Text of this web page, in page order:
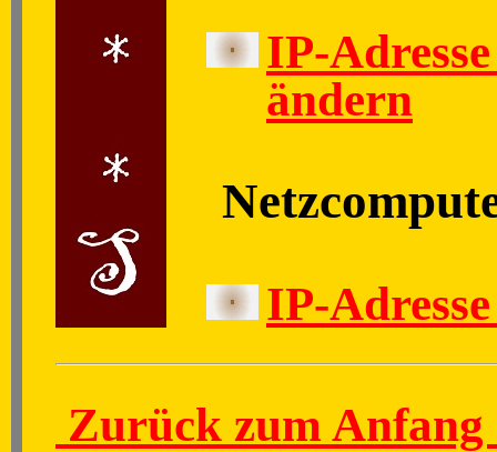
IP-
ändern
IP-
Zurück zum Anfang